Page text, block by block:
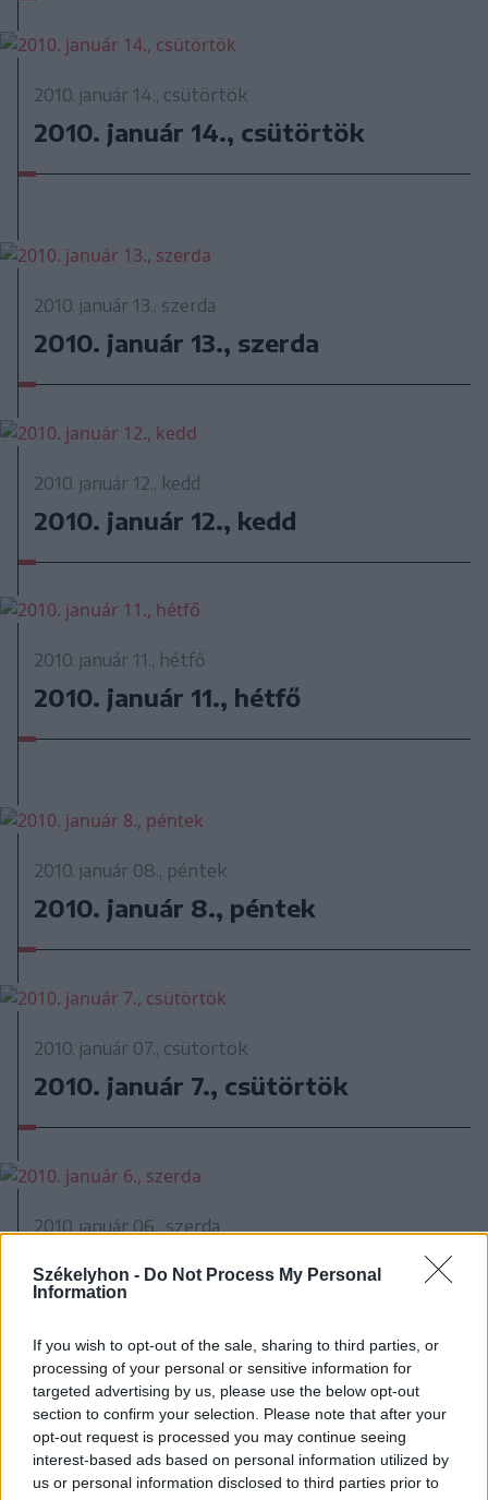
Székelyhon - Do Not Process My Personal
Information
If you wish to opt-out of the sale, sharing to third parties, or
processing of your personal or sensitive information for
targeted advertising by us, please use the below opt-out
section to confirm your selection. Please note that after your
opt-out request is processed you may continue seeing
interest-based ads based on personal information utilized by
us or personal information disclosed to third parties prior to
2010. január 14., csütörtök
2010. január 14., csütörtök
2010. január 13., szerda
2010. január 13., szerda
2010. január 12., kedd
2010. január 12., kedd
2010. január 11., hétfő
2010. január 11., hétfő
2010. január 08., péntek
2010. január 8., péntek
2010. január 07., csütörtök
2010. január 7., csütörtök
2010. január 06., szerda
2010. január 6., szerda
2010. január 05., kedd
2010. január 5., kedd